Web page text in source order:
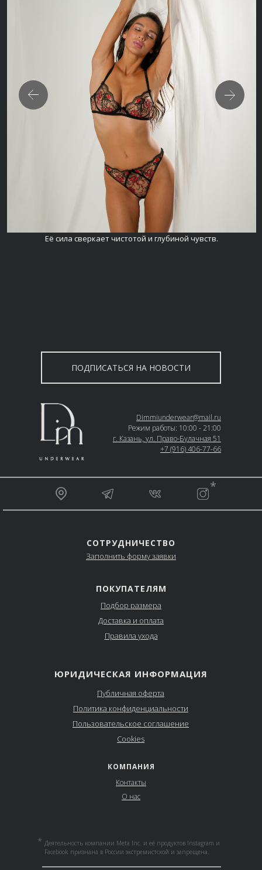
Её сила сверкает чистотой и глубиной чувств.
ПОДПИСАТЬСЯ НА НОВОСТИ
Dimmiunderwear@mail.ru
Режим работы: 10:00 - 21:00
г. Казань, ул. Право-Булачная 51
+7 (916) 406-77-66
*
КОМПАНИЯ
Контакты
О нас
ПОКУПАТЕЛЯМ
СОТРУДНИЧЕСТВО
Подбор размера
Доставка и оплата
Правила ухода
Заполнить форму заявки
ЮРИДИЧЕСКАЯ ИНФОРМАЦИЯ
Публичная оферта
Политика конфиденциальности
Пользовательское соглашение
Cookies
__________________________________
Деятельность компании Meta Inc. и её продуктов Instagram и
Facebook признана в России экстремистской и запрещена.
*